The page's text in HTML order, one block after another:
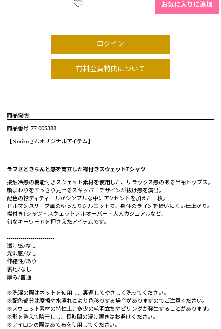
お気に入りに追加
ログイン
有料会員特典について
商品説明
商品番号:77-005388
【Norikoさんオリジナルアイテム】
ラフさときちんと感を両立した襟付きスウェットTシャツ
接触冷感の機能付きスウェット素材を使用した、リラックス感のある半袖トップス。
顔まわりをすっきり見せるスキッパーデザインが抜け感を演出。
配色の襟ディティールがシンプルな中にアクセントを加えた一枚。
ドルマンスリーブ風のゆったりシルエットで、身体のラインを拾いにくい仕上がり。
襟付きTシャツ・スウェットプルオーバー・大人カジュアルなど、
旬なキーワードを押さえたアイテムです。
------------------------
透け感/なし
光沢感/なし
伸縮性/あり
裏地/なし
厚み/普通
------------------------
※洗濯の際はネットを使用し、裏返してやさしく洗ってください。
※配色部分は摩擦や水濡れにより色移りする場合がありますのでご注意ください。
※スウェット素材の特性上、多少の毛羽立ちやピリングが発生することがあります。
※形を整えて陰干しし、長時間の浸け置きはお避けください。
※アイロンの際はあて布を使用してください。